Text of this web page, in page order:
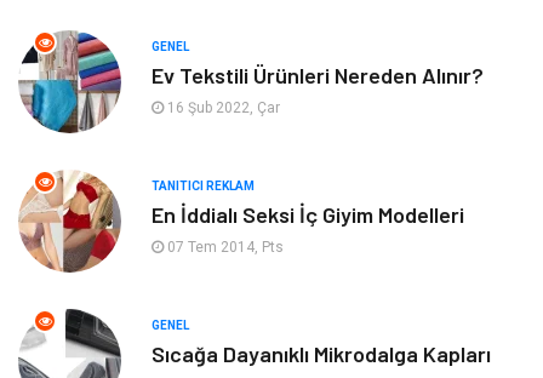
Domain
Makaleler
Programlama Algoritma
hizmetlerimiz Kültür
GENEL
Ev Tekstili Ürünleri Nereden Alınır?
16 Şub 2022, Çar
TANITICI REKLAM
En İddialı Seksi İç Giyim Modelleri
07 Tem 2014, Pts
GENEL
Sıcağa Dayanıklı Mikrodalga Kapları